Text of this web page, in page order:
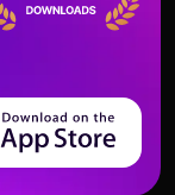
on the App Store